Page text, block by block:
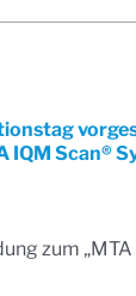
IQM Scan®
zum